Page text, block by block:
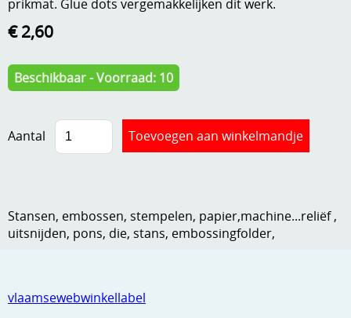
Hout , MDF, kartonmateriaal, steen
Kleurmateriaal-tekenmateriaal
Kneedmateriaal
Leuke versieringen
Papier en karton
Ribbelaar
vlaamsewebwinkellabel
prikmat. Glue dots vergemakkelijken dit werk.
€ 2,60
Beschikbaar - Voorraad: 10
Aantal
Stansen, embossen, stempelen, papier,machine...reliëf ,
uitsnijden, pons, die, stans, embossingfolder,